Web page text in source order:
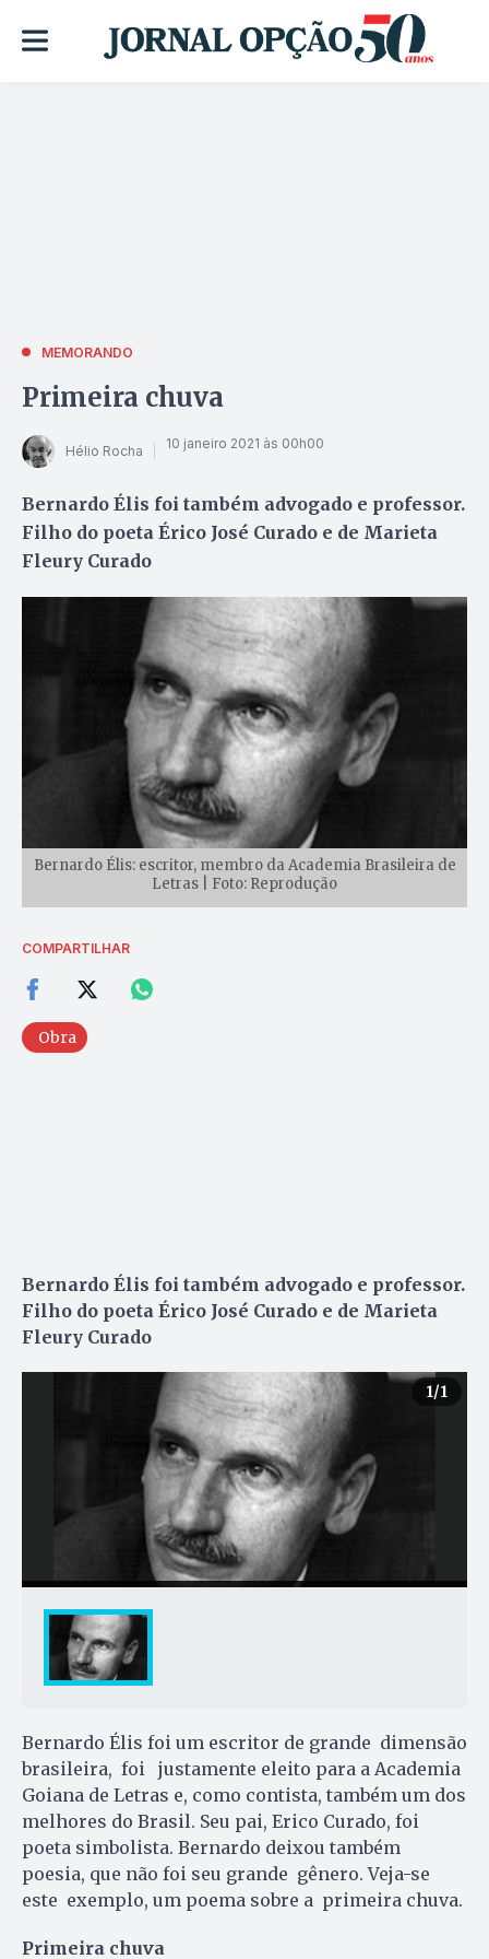
MEMORANDO
Primeira chuva
Hélio Rocha 10 janeiro 2021 às 00h00
Bernardo Élis foi também advogado e professor.
Filho do poeta Érico José Curado e de Marieta
Fleury Curado
Bernardo Élis: escritor, membro da Academia Brasileira de
Letras | Foto: Reprodução
COMPARTILHAR
Obra
Bernardo Élis foi também advogado e professor.
Filho do poeta Érico José Curado e de Marieta
Fleury Curado
1/1
Bernardo Élis foi um escritor de grande dimensão
brasileira, foi justamente eleito para a Academia
Goiana de Letras e, como contista, também um dos
melhores do Brasil. Seu pai, Erico Curado, foi
poeta simbolista. Bernardo deixou também
poesia, que não foi seu grande gênero. Veja-se
este exemplo, um poema sobre a primeira chuva.
Primeira chuva